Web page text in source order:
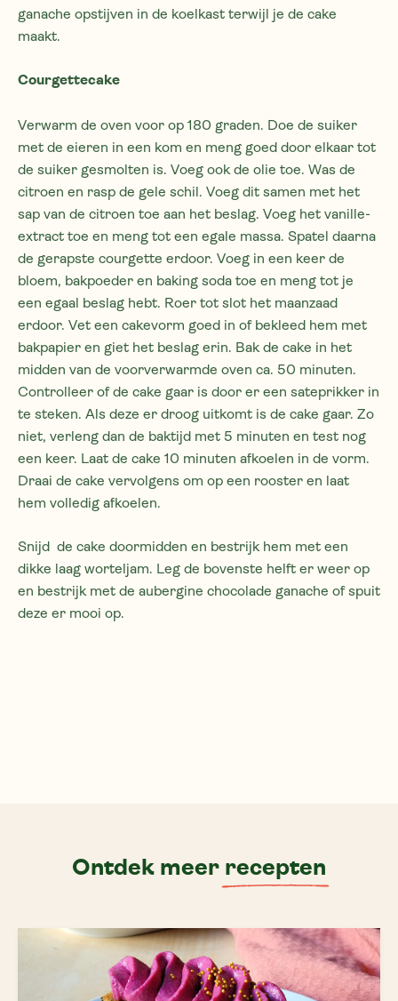
ganache opstijven in de koelkast terwijl je de cake
maakt.
Courgettecake
Verwarm de oven voor op 180 graden. Doe de suiker
met de eieren in een kom en meng goed door elkaar tot
de suiker gesmolten is. Voeg ook de olie toe. Was de
citroen en rasp de gele schil. Voeg dit samen met het
sap van de citroen toe aan het beslag. Voeg het vanille-
extract toe en meng tot een egale massa. Spatel daarna
de gerapste courgette erdoor. Voeg in een keer de
bloem, bakpoeder en baking soda toe en meng tot je
een egaal beslag hebt. Roer tot slot het maanzaad
erdoor. Vet een cakevorm goed in of bekleed hem met
bakpapier en giet het beslag erin. Bak de cake in het
midden van de voorverwarmde oven ca. 50 minuten.
Controlleer of de cake gaar is door er een sateprikker in
te steken. Als deze er droog uitkomt is de cake gaar. Zo
niet, verleng dan de baktijd met 5 minuten en test nog
een keer. Laat de cake 10 minuten afkoelen in de vorm.
Draai de cake vervolgens om op een rooster en laat
hem volledig afkoelen.
Snijd de cake doormidden en bestrijk hem met een
dikke laag worteljam. Leg de bovenste helft er weer op
en bestrijk met de aubergine chocolade ganache of spuit
deze er mooi op.
Ontdek meer recepten